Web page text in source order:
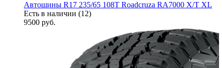
Автошины R17 235/65 108T Roadcruza RA7000 X/T XL
Есть в наличии (12)
9500 руб.